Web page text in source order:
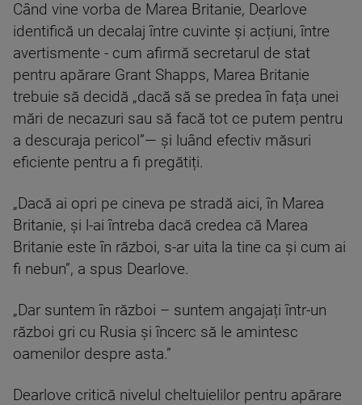
Când vine vorba de Marea Britanie, Dearlove
identifică un decalaj între cuvinte și acțiuni, între
avertismente - cum afirmă secretarul de stat
pentru apărare Grant Shapps, Marea Britanie
trebuie să decidă „dacă să se predea în fața unei
mări de necazuri sau să facă tot ce putem pentru
a descuraja pericol”— și luând efectiv măsuri
eficiente pentru a fi pregătiți.
„Dacă ai opri pe cineva pe stradă aici, în Marea
Britanie, și l-ai întreba dacă credea că Marea
Britanie este în război, s-ar uita la tine ca și cum ai
fi nebun”, a spus Dearlove.
„Dar suntem în război – suntem angajați într-un
război gri cu Rusia și încerc să le amintesc
oamenilor despre asta.”
Dearlove critică nivelul cheltuielilor pentru apărare